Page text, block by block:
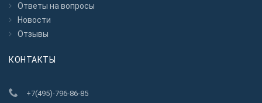
Ответы на вопросы
Новости
Отзывы
КОНТАКТЫ
+7(495)-796-86-85